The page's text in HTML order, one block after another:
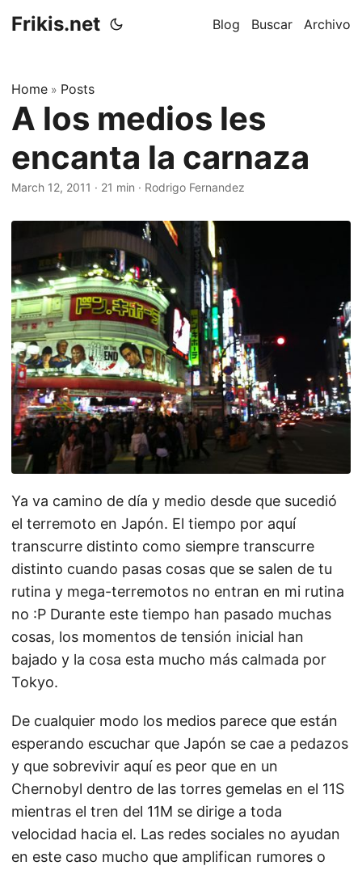
Frikis.net Blog Buscar Archivo
Home » Posts
A los medios les
encanta la carnaza
March 12, 2011 · 21 min · Rodrigo Fernandez
Ya va camino de día y medio desde que sucedió
el terremoto en Japón. El tiempo por aquí
transcurre distinto como siempre transcurre
distinto cuando pasas cosas que se salen de tu
rutina y mega-terremotos no entran en mi rutina
no :P Durante este tiempo han pasado muchas
cosas, los momentos de tensión inicial han
bajado y la cosa esta mucho más calmada por
Tokyo.
De cualquier modo los medios parece que están
esperando escuchar que Japón se cae a pedazos
y que sobrevivir aquí es peor que en un
Chernobyl dentro de las torres gemelas en el 11S
mientras el tren del 11M se dirige a toda
velocidad hacia el. Las redes sociales no ayudan
en este caso mucho que amplifican rumores o